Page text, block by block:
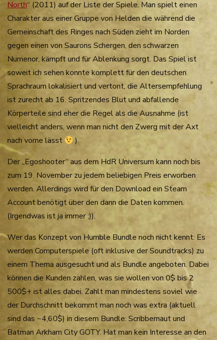
North“ (2011) auf der Liste der Spiele. Man spielt einen
Charakter aus einer Gruppe von Helden die während die
Gemeinschaft des Ringes nach Süden zieht im Norden
gegen einen von Saurons Schergen, den schwarzen
Numenor, kämpft und für Ablenkung sorgt. Das Spiel ist
soweit ich sehen konnte komplett für den deutschen
Sprachraum lokalisiert und vertont, die Altersempfehlung
ist zurecht ab 16. Spritzendes Blut und abfallende
Körperteile sind eher die Regel als die Ausnahme (ist
vielleicht anders, wenn man nicht den Zwerg mit der Axt
nach vorne lässt
).
Der „Egoshooter“ aus dem HdR Universum kann noch bis
zum 19. November zu jedem beliebigen Preis erworben
werden. Allerdings wird für den Download ein Steam
Account benötigt über den dann die Daten kommen.
(Irgendwas ist ja immer ;)).
Wer das Konzept von Humble Bundle noch nicht kennt: Es
werden Computerspiele (oft inklusive der Soundtracks) zu
einem Thema ausgesucht und als Bundle angeboten. Dabei
können die Kunden zahlen, was sie wollen von 0$ bis 2
500$+ ist alles dabei. Zahlt man mindestens soviel wie
der Durchschnitt bekommt man noch was extra (aktuell
sind das ~4,60$) in diesem Bundle: Scribbernaut und
Batman Arkham City GOTY. Hat man kein Interesse an den